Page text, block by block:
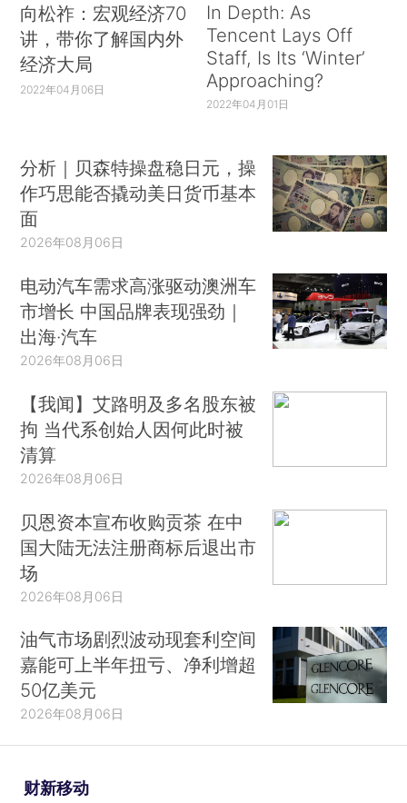
向松祚：宏观经济70
讲，带你了解国内外
经济大局
2022年04月06日
In Depth: As
Tencent Lays Off
Staff, Is Its ‘Winter’
Approaching?
2022年04月01日
分析｜贝森特操盘稳日元，操
作巧思能否撬动美日货币基本
面
2026年08月06日
电动汽车需求高涨驱动澳洲车
市增长 中国品牌表现强劲｜
出海·汽车
2026年08月06日
【我闻】艾路明及多名股东被
拘 当代系创始人因何此时被
清算
2026年08月06日
贝恩资本宣布收购贡茶 在中
国大陆无法注册商标后退出市
场
2026年08月06日
油气市场剧烈波动现套利空间
嘉能可上半年扭亏、净利增超
50亿美元
2026年08月06日
财新移动